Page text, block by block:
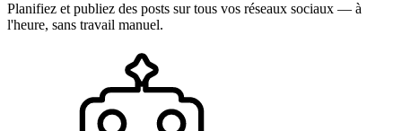
Planifiez et publiez des posts sur tous vos réseaux sociaux — à
l'heure, sans travail manuel.